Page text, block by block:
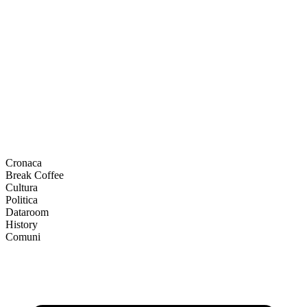
Cronaca
Break Coffee
Cultura
Politica
Dataroom
History
Comuni